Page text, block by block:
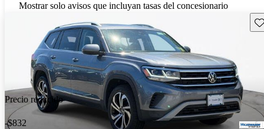
Mostrar solo avisos que incluyan tasas del concesionario
Precio reducido
-$832